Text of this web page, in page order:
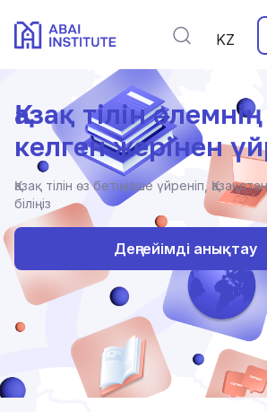
KZ
Қазақ тілін
келген жерінен
Қазақ тілін өз бетіңізше үйреніп,
біліңіз
Деңгейімді анықтау